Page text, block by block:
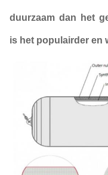
duurzaam dan het
is het populairder en